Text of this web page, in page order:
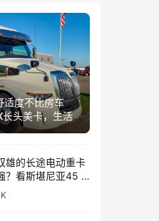
适度不比房车
头美卡，生活舱
雄的长途电动重卡
？看斯堪尼亚45 R
沃FH Aero Electric
技！